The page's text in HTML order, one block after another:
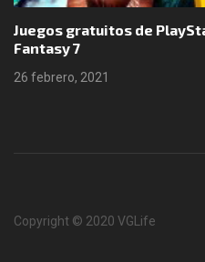
Juegos gratuitos de
Fantasy 7
26 febrero, 2021
Copyright © 2020 VGLife